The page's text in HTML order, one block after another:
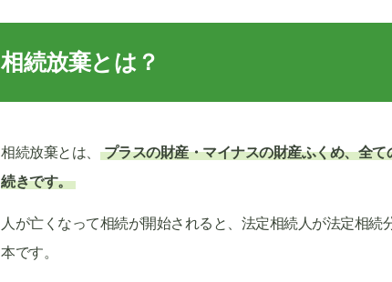
相続放棄とは？
相続放棄とは、
プラスの財産・マイナスの財産ふくめ、全
続きです。
人が亡くなって相続が開始されると、法定相続人が法定相
本です。